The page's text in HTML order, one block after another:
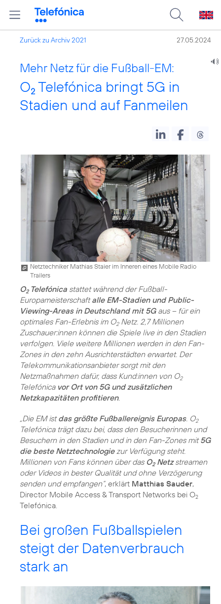
Zurück zu Archiv 2021 27.05.2024
Mehr Netz für die Fußball-EM:
O2 Telefónica bringt 5G in
Stadien und auf Fanmeilen
Netztechniker Mathias Staier im Inneren eines Mobile Radio
Trailers
O2Telefónica stattet während der Fußball-
Europameisterschaftalle EM-Stadien und Public-
Viewing-Areas in Deutschland mit 5Gaus – für ein
optimales Fan-Erlebnis im O2Netz. 2,7 Millionen
Zuschauer:innen können die Spiele live in den Stadien
verfolgen. Viele weitere Millionen werden in den Fan-
Zones in den zehn Ausrichterstädten erwartet. Der
Telekommunikationsanbieter sorgt mit den
Netzmaßnahmen dafür, dass Kund:innen von O2
Telefónica vor Ort von 5G und zusätzlichen
Netzkapazitäten profitieren.
„Die EM istdas größte Fußballereignis Europas. O2
Telefónica trägt dazu bei, dass den Besucherinnen und
Besuchern in den Stadien und in den Fan-Zones mit5G
die beste Netztechnologiezur Verfügung steht.
Millionen von Fans können über das O2Netzstreamen
oder Videos in bester Qualität und ohne Verzögerung
senden und empfangen“, erklärt Matthias Sauder,
Director Mobile Access & Transport Networks bei O2
Telefónica.
Bei großen Fußballspielen
steigt der Datenverbrauch
stark an